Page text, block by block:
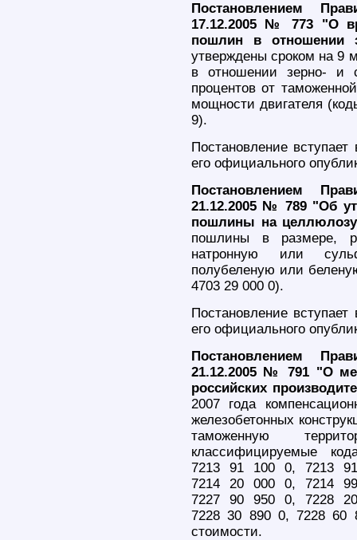
Постановлением
17.12.2005 № 773 "О
пошлин в отношении
утверждены сроком на 9
в отношении зерно- и
процентов от
мощности двигателя
9).
Постановление
его официального
Постановлением
21.12.2005 № 789 "Об
пошлины на
пошлины в размере,
натронную или
полубеленую или
4703 29 000 0).
Постановление
его официального
Постановлением
21.12.2005 № 791 "О
российских
2007 года
железобетонных
таможенную
классифицируемые
7213 91 100 0, 7213
7214 20 000 0, 7214
7227 90 950 0, 7228
7228 30 890 0, 7228 60
стоимости.